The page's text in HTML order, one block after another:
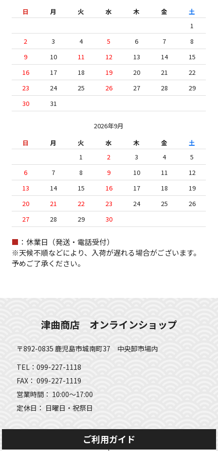
日
月 火 水 木 金
土
1
2
3 4 5 6 7
8
9
10 11 12 13 14
15
16
17 18 19 20 21
22
23
24 25 26 27 28
29
30
31
2026年9月
日
月 火 水 木 金
土
1
2 3 4
5
6
7 8 9 10 11
12
13
14 15 16 17 18
19
20
21 22 23 24 25
26
27
28 29 30
■ ：休業日（発送・電話受付）
※天候不順などにより、入荷が遅れる場合がございます。
予めご了承ください。
津曲商店 オンラインショップ
〒892-0835 鹿児島市城南町37 中央卸市場内
TEL：099-227-1118
FAX： 099-227-1119
営業時間： 10:00～17:00
定休日： 日曜日・祝祭日
ご利用ガイド